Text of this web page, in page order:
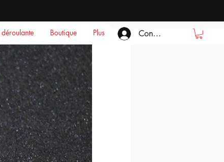
déroulante Boutique Plus Connexion